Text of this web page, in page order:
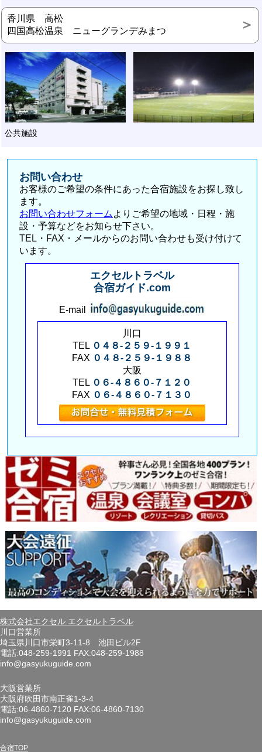
香川県 高松
四国高松温泉 ニューグランデみまつ
公共施設
お問い合わせ
お客様のご希望の条件にあった合宿施設をお探し致し
ます。
お問い合わせフォーム よりご希望の地域・日程・施
設・予算などをお知らせ下さい。
TEL・FAX・メールからのお問い合わせも受け付けて
います。
エクセルトラベル
合宿ガイド.com
E-mail
川口
TEL ０４８-２５９-１９９１
FAX ０４８-２５９-１９８８
大阪
TEL ０６-４８６０-７１２０
FAX ０６-４８６０-７１３０
株式会社エクセル エクセルトラベル
川口営業所
埼玉県川口市栄町3-11-8 池田ビル2F
電話:048-259-1991 FAX:048-259-1988
info@gasyukuguide.com
大阪営業所
大阪府吹田市南正雀1-3-4
電話:06-4860-7120 FAX:06-4860-7130
info@gasyukuguide.com
合宿TOP